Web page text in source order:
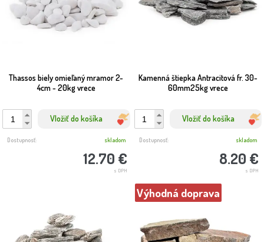
Thassos biely omieľaný mramor 2-
4cm - 20kg vrece
Vložiť do košíka
12.70 €
s DPH
Dostupnosť: skladom
Kamenná štiepka Antracitová fr. 30-
60mm25kg vrece
Vložiť do košíka
8.20 €
s DPH
Dostupnosť: skladom
Výhodná doprava